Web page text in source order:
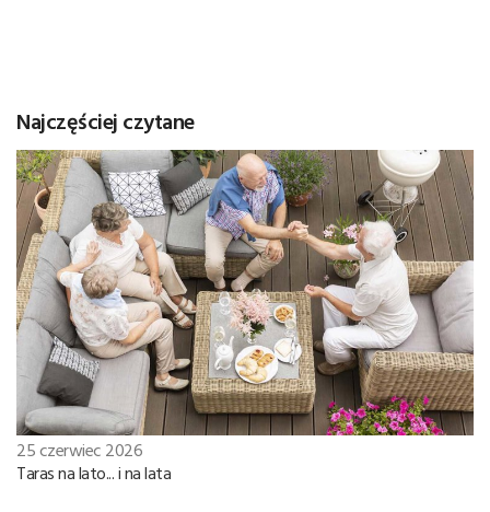
Najczęściej czytane
25 czerwiec 2026
Taras na lato... i na lata